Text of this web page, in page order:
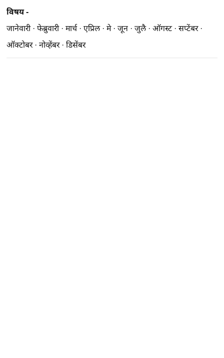
विषय -
जानेवारी·फेब्रुवारी·मार्च·एप्रिल·मे·जून ·जुलै·ऑगस्ट·सप्टेंबर·
ऑक्टोबर·नोव्हेंबर·डिसेंबर